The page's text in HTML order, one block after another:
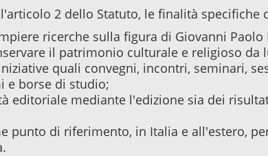
2 dello Statuto, le finalità specifiche
ricerche sulla figura di Giovanni
il patrimonio culturale e religioso da
quali convegni, incontri, seminari,
e borse di studio;
editoriale mediante l'edizione sia dei
punto di riferimento, in Italia e all'estero,